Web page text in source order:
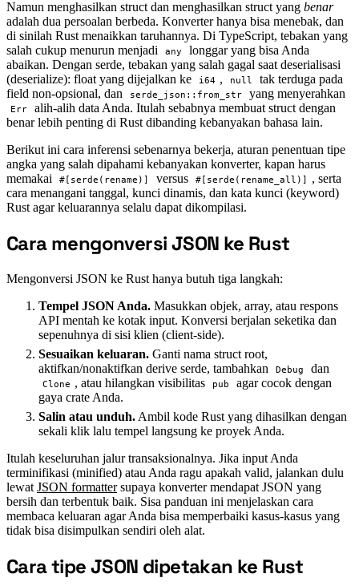
Namun menghasilkan struct dan menghasilkan struct yang benar
adalah dua persoalan berbeda. Konverter hanya bisa menebak, dan
di sinilah Rust menaikkan taruhannya. Di TypeScript, tebakan yang
salah cukup menurun menjadi
any
longgar yang bisa Anda
abaikan. Dengan serde, tebakan yang salah gagal saat deserialisasi
(deserialize): float yang dijejalkan ke
i64 , null
tak terduga pada
field non-opsional, dan
serde_json::from_str yang menyerahkan
Err
alih-alih data Anda. Itulah sebabnya membuat struct dengan
benar lebih penting di Rust dibanding kebanyakan bahasa lain.
Berikut ini cara inferensi sebenarnya bekerja, aturan penentuan tipe
angka yang salah dipahami kebanyakan konverter, kapan harus
memakai
#[serde(rename)] versus #[serde(rename_all)]
, serta
cara menangani tanggal, kunci dinamis, dan kata kunci (keyword)
Rust agar keluarannya selalu dapat dikompilasi.
#
Cara mengonversi JSON ke Rust
Mengonversi JSON ke Rust hanya butuh tiga langkah:
Tempel JSON Anda. Masukkan objek, array, atau respons
API mentah ke kotak input. Konversi berjalan seketika dan
sepenuhnya di sisi klien (client-side).
Sesuaikan keluaran. Ganti nama struct root,
aktifkan/nonaktifkan derive serde, tambahkan
Debug dan
Clone , atau hilangkan visibilitas pub
agar cocok dengan
gaya crate Anda.
Salin atau unduh. Ambil kode Rust yang dihasilkan dengan
sekali klik lalu tempel langsung ke proyek Anda.
Itulah keseluruhan jalur transaksionalnya. Jika input Anda
terminifikasi (minified) atau Anda ragu apakah valid, jalankan dulu
lewat JSON formattersupaya konverter mendapat JSON yang
bersih dan terbentuk baik. Sisa panduan ini menjelaskan cara
membaca keluaran agar Anda bisa memperbaiki kasus-kasus yang
tidak bisa disimpulkan sendiri oleh alat.
#
Cara tipe JSON dipetakan ke Rust